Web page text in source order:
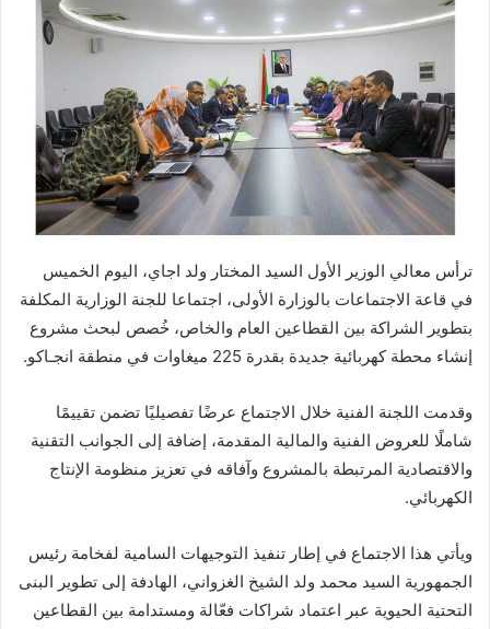
ترأس معالي الوزير الأول السيد المختار ولد اجاي، اليوم الخميس
في قاعة الاجتماعات بالوزارة الأولى، اجتماعا للجنة الوزارية المكلفة
بتطوير الشراكة بين القطاعين العام والخاص، خُصص لبحث مشروع
إنشاء محطة كهربائية جديدة بقدرة 225 ميغاوات في منطقة انجـاكو.
وقدمت اللجنة الفنية خلال الاجتماع عرضًا تفصيليًا تضمن تقييمًا
شاملًا للعروض الفنية والمالية المقدمة، إضافة إلى الجوانب التقنية
والاقتصادية المرتبطة بالمشروع وآفاقه في تعزيز منظومة الإنتاج
الكهربائي.
ويأتي هذا الاجتماع في إطار تنفيذ التوجيهات السامية لفخامة رئيس
الجمهورية السيد محمد ولد الشيخ الغزواني، الهادفة إلى تطوير البنى
التحتية الحيوية عبر اعتماد شراكات فعّالة ومستدامة بين القطاعين